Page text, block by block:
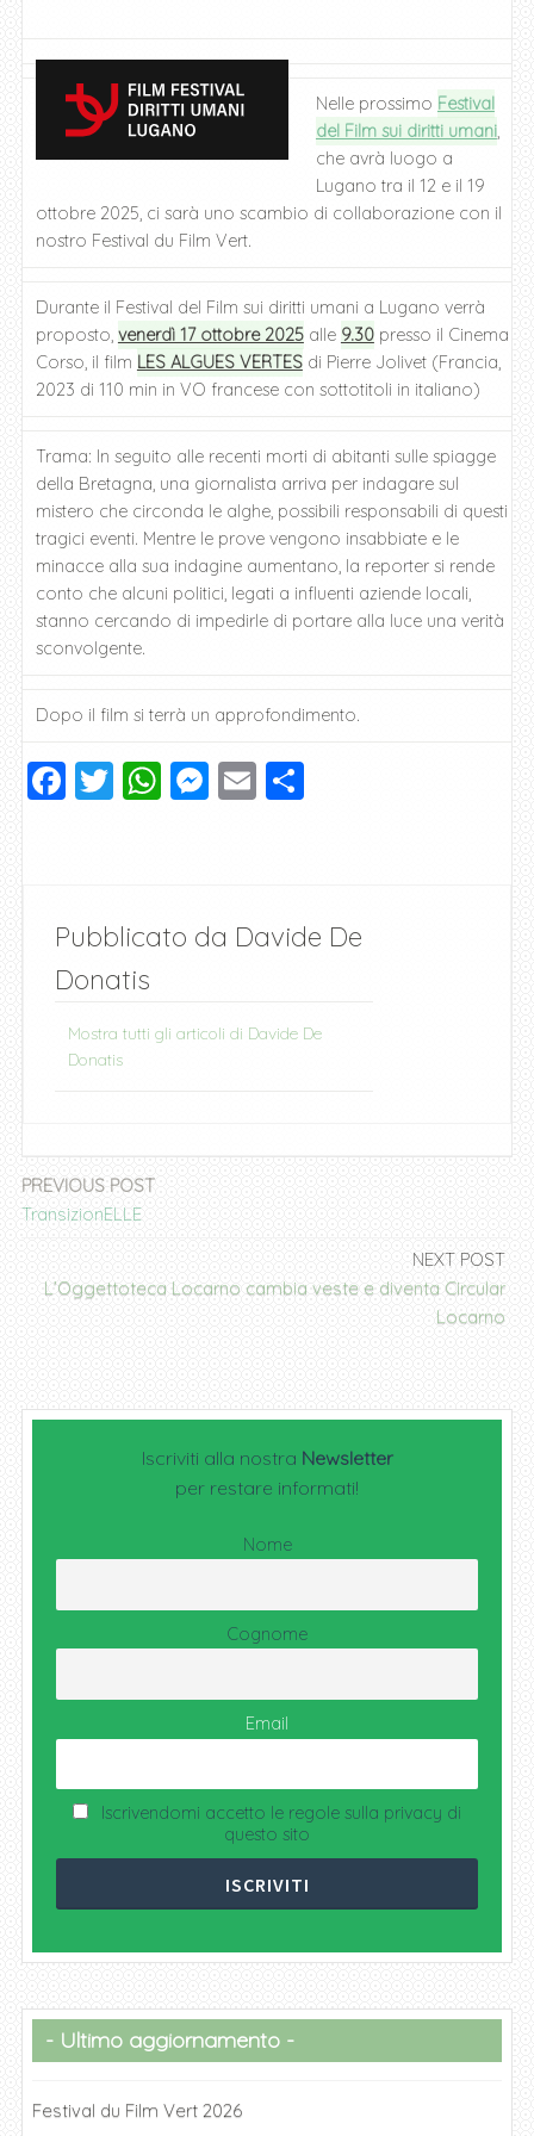
Nelle prossimo Festival
del Film sui diritti umani,
che avrà luogo a
Lugano tra il 12 e il 19
ottobre 2025, ci sarà uno scambio di collaborazione con il
nostro Festival du Film Vert.
Durante il Festival del Film sui diritti umani a Lugano verrà
proposto, venerdì 17 ottobre 2025alle 9.30presso il Cinema
Corso, il film LES ALGUES VERTESdi Pierre Jolivet (Francia,
2023 di 110 min in VO francese con sottotitoli in italiano)
Trama: In seguito alle recenti morti di abitanti sulle spiagge
della Bretagna, una giornalista arriva per indagare sul
mistero che circonda le alghe, possibili responsabili di questi
tragici eventi. Mentre le prove vengono insabbiate e le
minacce alla sua indagine aumentano, la reporter si rende
conto che alcuni politici, legati a influenti aziende locali,
stanno cercando di impedirle di portare alla luce una verità
sconvolgente.
Dopo il film si terrà un approfondimento.
F
b
o
k
T W
A
M
n
E C
vi
Pubblicato da Davide De
Donatis
Mostra tutti gli articoli di Davide De
Donatis
Navigazione
PREVIOUS POST
TransizionELLE
NEXT POST
L’Oggettoteca Locarno cambia veste e diventa Circular
Locarno
Iscriviti alla nostra Newsletter
per restare informati!
Nome
Cognome
Email
Iscrivendomi accetto le regole sulla privacy di
questo sito
Ultimo aggiornamento
Festival du Film Vert 2026